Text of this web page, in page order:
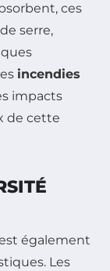
ces
serre,
incendies
impacts
de cette
également
Les